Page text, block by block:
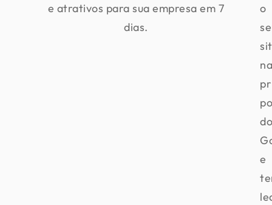
e atrativos para sua empresa em 7
dias.
o
do
e